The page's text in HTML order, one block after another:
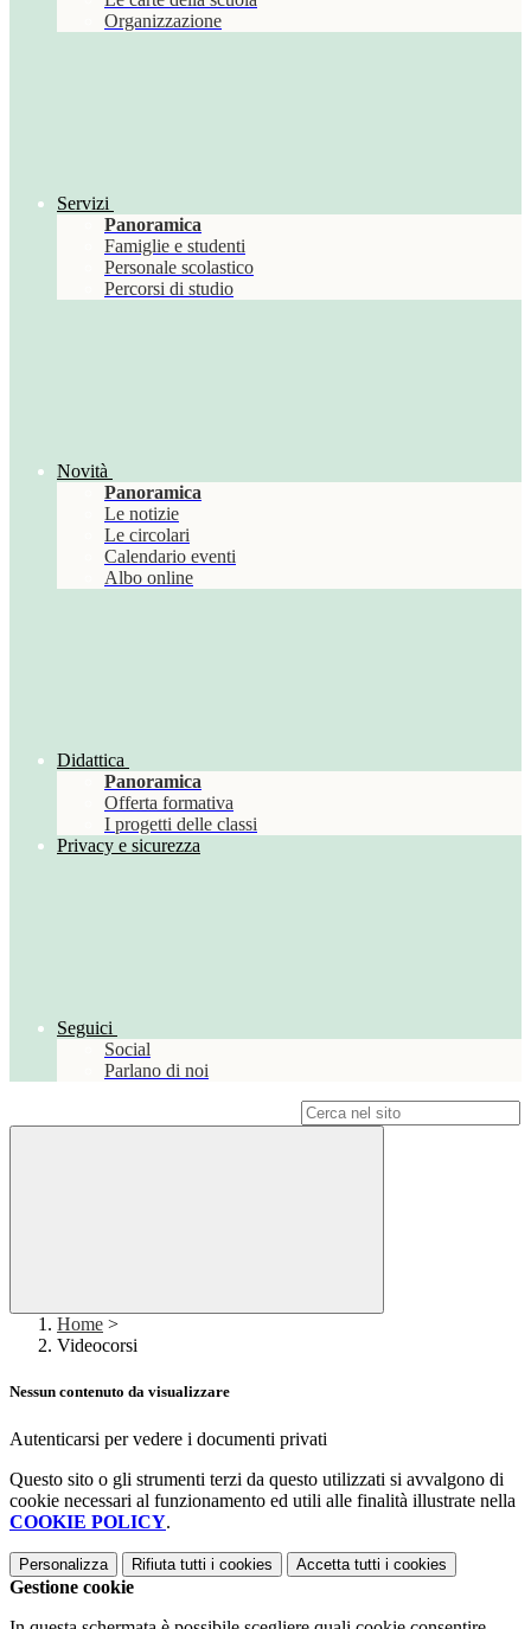
Organizzazione
Servizi
Panoramica
Famiglie e studenti
Personale scolastico
Percorsi di studio
Novità
Panoramica
Le notizie
Le circolari
Calendario eventi
Albo online
Didattica
Panoramica
Offerta formativa
I progetti delle classi
Privacy e sicurezza
Seguici
Social
Parlano di noi
Home >
Videocorsi
Nessun contenuto da visualizzare
Autenticarsi per vedere i documenti privati
Questo sito o gli strumenti terzi da questo utilizzati si avvalgono di
cookie necessari al funzionamento ed utili alle finalità illustrate nella
COOKIE POLICY.
Personalizza Rifiuta tutti i cookies Accetta tutti i cookies
Gestione cookie